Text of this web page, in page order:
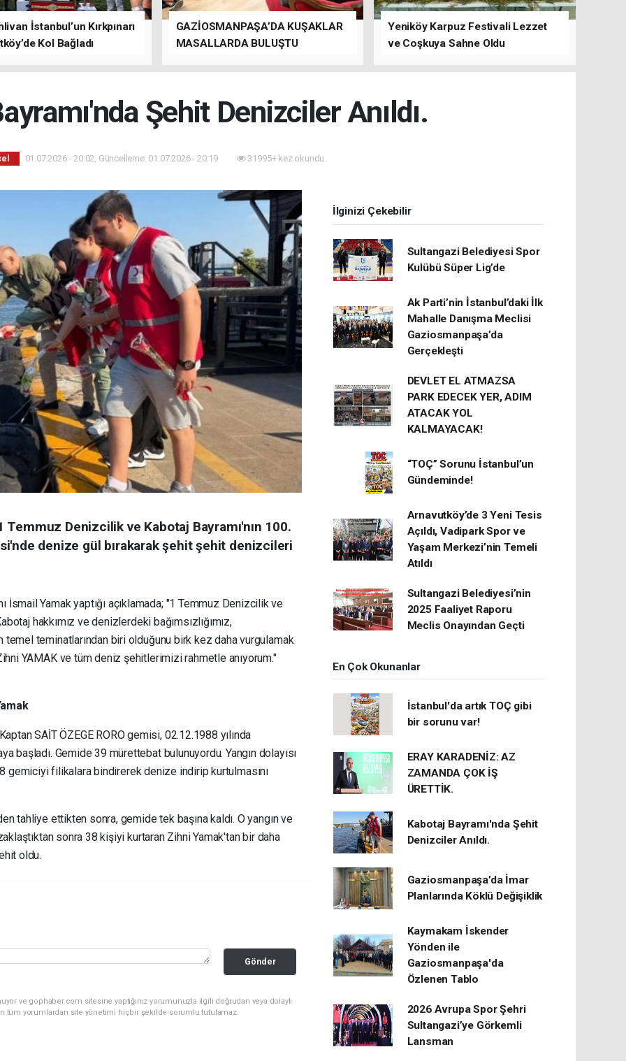
İstanbul’un Kırkpınarı
Kol Bağladı
GAZİOSMANPAŞA’DA KUŞAKLAR
MASALLARDA BULUŞTU
Yeniköy Karpuz Festivali Lezzet
ve Coşkuya Sahne Oldu
Şehit Denizciler Anıldı.
01.07.2026 - 20:02, Güncelleme: 01.07.2026 - 20:19 31995+ kez okundu.
Temmuz Denizcilik ve Kabotaj Bayramı'nın 100.
denize gül bırakarak şehit şehit denizcileri
İsmail Yamak yaptığı açıklamada; "1 Temmuz Denizcilik ve
hakkımız ve denizlerdeki bağımsızlığımız,
teminatlarından biri olduğunu birk kez daha vurgulamak
YAMAK ve tüm deniz şehitlerimizi rahmetle anıyorum."
SAİT ÖZEGE ROROgemisi, 02.12.1988 yılında
başladı. Gemide 39 mürettebat bulunuyordu. Yangın dolayısı
gemiciyi filikalara bindirerek denize indirip kurtulmasını
tahliye ettikten sonra, gemide tek başına kaldı. O yangın ve
sonra 38 kişiyi kurtaran Zihni Yamak'tan bir daha
oldu.
Gönder
ve gophaber.com sitesine yaptığınız yorumunuzla ilgili doğrudan veya dolaylı
tüm yorumlardan site yönetimi hiçbir şekilde sorumlu tutulamaz.
İlginizi Çekebilir
Sultangazi Belediyesi Spor
Kulübü Süper Lig’de
Ak Parti’nin İstanbul’daki İlk
Mahalle Danışma Meclisi
Gaziosmanpaşa’da
Gerçekleşti
DEVLET EL ATMAZSA
PARK EDECEK YER, ADIM
ATACAK YOL
KALMAYACAK!
“TOÇ” Sorunu İstanbul’un
Gündeminde!
Arnavutköy’de 3 Yeni Tesis
Açıldı, Vadipark Spor ve
Yaşam Merkezi’nin Temeli
Atıldı
Sultangazi Belediyesi’nin
2025 Faaliyet Raporu
Meclis Onayından Geçti
En Çok Okunanlar
İstanbul'da artık TOÇ gibi
bir sorunu var!
ERAY KARADENİZ: AZ
ZAMANDA ÇOK İŞ
ÜRETTİK.
Kabotaj Bayramı'nda Şehit
Denizciler Anıldı.
Gaziosmanpaşa’da İmar
Planlarında Köklü Değişiklik
Kaymakam İskender
Yönden ile
Gaziosmanpaşa'da
Özlenen Tablo
2026 Avrupa Spor Şehri
Sultangazi’ye Görkemli
Lansman